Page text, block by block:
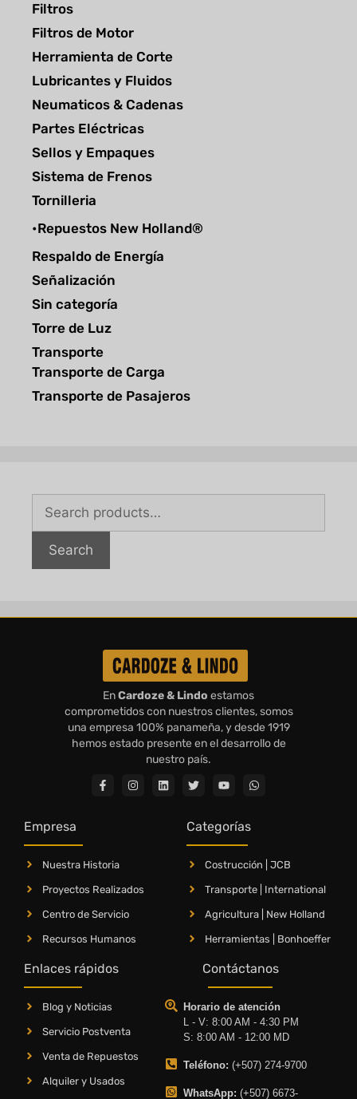
Filtros
Filtros de Motor
Herramienta de Corte
Lubricantes y Fluidos
Neumaticos & Cadenas
Partes Eléctricas
Sellos y Empaques
Sistema de Frenos
Tornilleria
•Repuestos New Holland®
Respaldo de Energía
Señalización
Sin categoría
Torre de Luz
Transporte
Transporte de Carga
Transporte de Pasajeros
Search
EnCardoze & Lindo estamos
comprometidos con nuestros clientes, somos
una empresa 100% panameña, y desde 1919
hemos estado presente en el desarrollo de
nuestro país.
Empresa
Nuestra Historia
Proyectos Realizados
Centro de Servicio
Recursos Humanos
Categorías
Costrucción | JCB
Transporte | International
Agricultura | New Holland
Herramientas | Bonhoeffer
Enlaces rápidos
Blog y Noticias
Servicio Postventa
Venta de Repuestos
Alquiler y Usados
Contáctanos
Horario de atención
L - V: 8:00 AM - 4:30 PM
S: 8:00 AM - 12:00 MD
Teléfono: (+507) 274-9700
WhatsApp: (+507) 6673-